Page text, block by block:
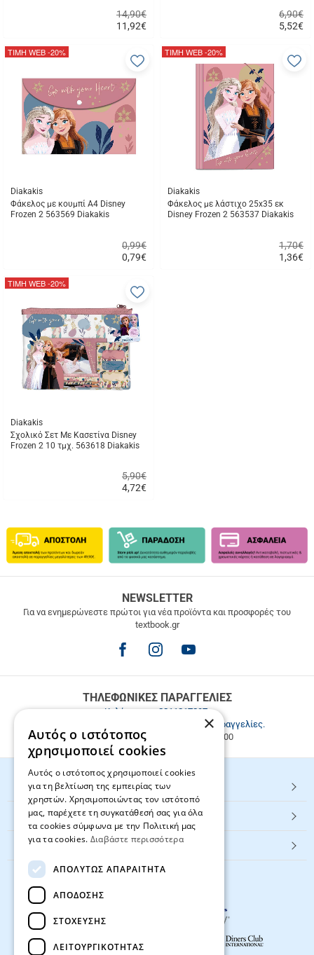
11,92€
14,90€
αγορά
5,52€
6,90€
αγορά
Diakakis
Φάκελος με κουμπί Α4 Disney
Frozen 2 563569 Diakakis
0,79€
0,99€
ΤΙΜΗ WEB-20%
Προσθήκη
αγαπημένα
αγορά
Diakakis
Φάκελος με λάστιχο 25x35 εκ
Disney Frozen 2 563537 Diakakis
1,36€
1,70€
ΤΙΜΗ WEB-20%
Diakakis
Σχολικό Σετ Με Κασετίνα Disney
Frozen 2 10 τμχ. 563618 Diakakis
4,72€
5,90€
ΤΙΜΗ WEB-20%
Προσθήκη
ΜΕΤΑΦΟΡΙΚΑ
άνω
NEWSLETTER
Για να ενημερώνεστε πρώτοι για νέα προϊόντα και προσφορές του
textbook.gr
ΤΗΛΕΦΩΝΙΚΕΣ ΠΑΡΑΓΓΕΛΙΕΣ
Καλέστε μας2811217297.
Εξυπηρέτηση πελατών & τηλεφωνικές παραγγελίες.
Δευ. - Παρ. 9:00-17:00, Σάβ. 9:00-15:00
HOT ΚΑΤΗΓΟΡΙΕΣ
ΕΞΥΠΗΡΕΤΗΣΗ ΠΕΛΑΤΩΝ
Textbook.gr
×
Αυτός ο ιστότοπος
χρησιμοποιεί cookies
Αυτός ο ιστότοπος χρησιμοποιεί cookies
για τη βελτίωση της εμπειρίας των
χρηστών. Χρησιμοποιώντας τον ιστότοπό
μας, παρέχετε τη συγκατάθεσή σας για όλα
τα cookies σύμφωνα με την Πολιτική μας
για τα cookies. Διαβάστε περισσότερα
ΑΠΟΛΎΤΩΣ ΑΠΑΡΑΊΤΗΤΑ
ΑΠΌΔΟΣΗΣ
ΣΤΌΧΕΥΣΗΣ
ΛΕΙΤΟΥΡΓΙΚΌΤΗΤΑΣ